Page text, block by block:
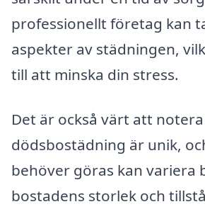
professionellt företag kan
aspekter av städningen,
till att minska din stress.
Det är också värt att
dödsbostädning är unik,
behöver göras kan variera
bostadens storlek och